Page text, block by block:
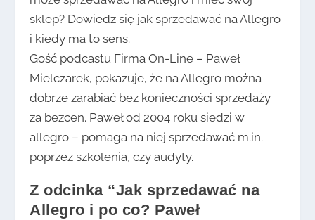
sklep? Dowiedz się jak sprzedawać na Allegro
i kiedy ma to sens.
Gość podcastu Firma On-Line – Paweł
Mielczarek, pokazuje, że na Allegro można
dobrze zarabiać bez konieczności sprzedaży
za bezcen. Paweł od 2004 roku siedzi w
allegro – pomaga na niej sprzedawać m.in.
poprzez szkolenia, czy audyty.
Z odcinka “Jak sprzedawać na
Allegro i po co? Paweł